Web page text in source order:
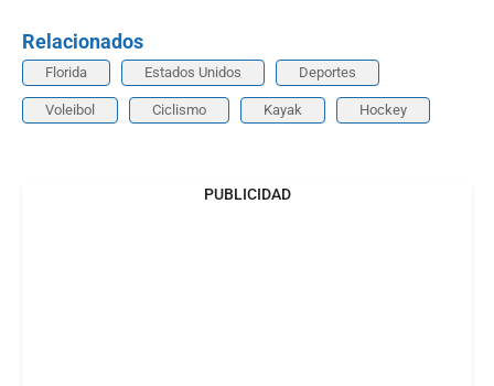
Relacionados
Florida Estados Unidos Deportes
Voleibol Ciclismo Kayak Hockey
PUBLICIDAD